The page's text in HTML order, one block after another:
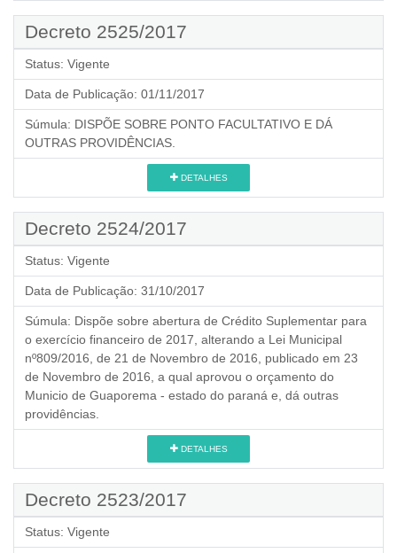
Decreto 2525/2017
Status: Vigente
Data de Publicação: 01/11/2017
Súmula: DISPÕE SOBRE PONTO FACULTATIVO E DÁ
OUTRAS PROVIDÊNCIAS.
DETALHES
Decreto 2524/2017
Status: Vigente
Data de Publicação: 31/10/2017
Súmula: Dispõe sobre abertura de Crédito Suplementar para
o exercício financeiro de 2017, alterando a Lei Municipal
nº809/2016, de 21 de Novembro de 2016, publicado em 23
de Novembro de 2016, a qual aprovou o orçamento do
Municio de Guaporema - estado do paraná e, dá outras
providências.
DETALHES
Decreto 2523/2017
Status: Vigente